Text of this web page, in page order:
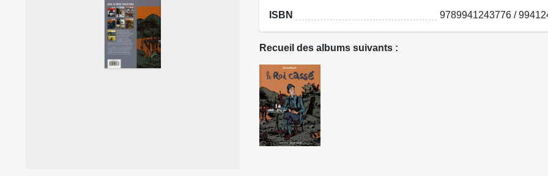
ISBN 9789941243776 /
Recueil des albums suivants :